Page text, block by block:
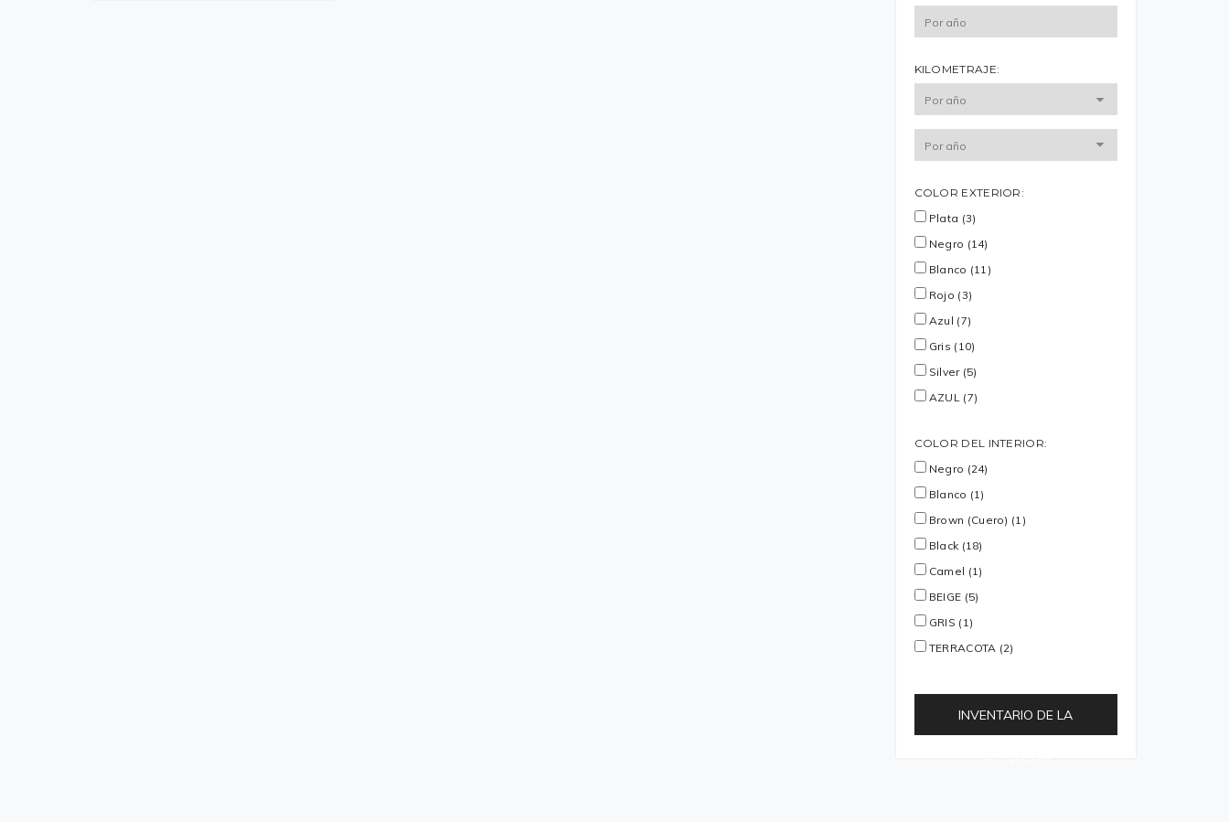
KILOMETRAJE:
COLOR EXTERIOR:
Plata (3)
Negro (14)
Blanco (11)
Rojo (3)
Azul (7)
Gris (10)
Silver (5)
AZUL (7)
COLOR DEL INTERIOR:
Negro (24)
Blanco (1)
Brown (Cuero) (1)
Black (18)
Camel (1)
BEIGE (5)
GRIS (1)
TERRACOTA (2)
INVENTARIO DE LA